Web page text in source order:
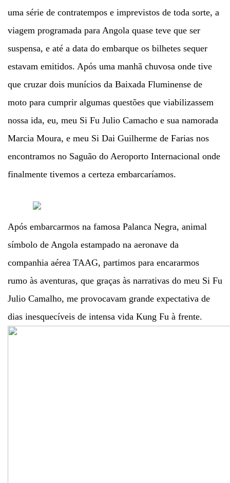
uma série de contratempos e imprevistos de toda sorte, a
viagem programada para Angola quase teve que ser
suspensa, e até a data do embarque os bilhetes sequer
estavam emitidos. Após uma manhã chuvosa onde tive
que cruzar dois munícios da Baixada Fluminense de
moto para cumprir algumas questões que viabilizassem
nossa ida, eu, meu Si Fu Julio Camacho e sua namorada
Marcia Moura, e meu Si Dai Guilherme de Farias nos
encontramos no Saguão do Aeroporto Internacional onde
finalmente tivemos a certeza embarcaríamos.
Após embarcarmos na famosa Palanca Negra, animal
símbolo de Angola estampado na aeronave da
companhia aérea TAAG, partimos para encararmos
rumo às aventuras, que graças às narrativas do meu Si Fu
Julio Camalho, me provocavam grande expectativa de
dias inesquecíveis de intensa vida Kung Fu à frente.